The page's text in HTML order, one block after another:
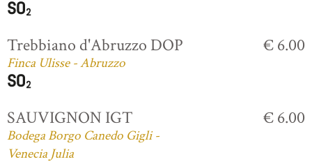
Trebbiano d'Abruzzo DOP
Finca Ulisse - Abruzzo
€ 6.00
SAUVIGNON IGT
Bodega Borgo Canedo Gigli -
Venecia Julia
€ 6.00